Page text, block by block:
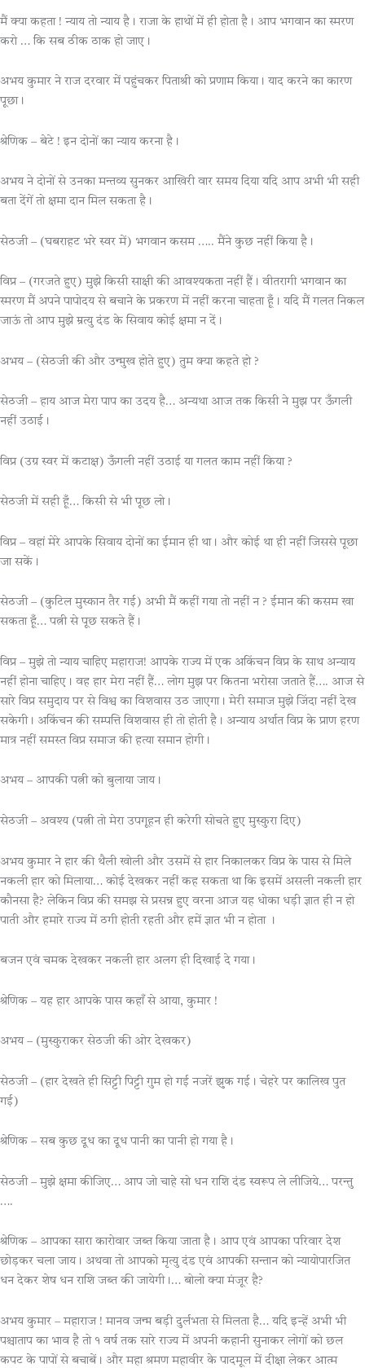
मैं क्या कहता ! न्याय तो न्याय है। राजा के हाथों में ही होता है। आप भगवान का स्मरण
करो … कि सब ठीक ठाक हो जाए।
अभय कुमार ने राज दरवार में पहुंचकर पिताश्री को प्रणाम किया। याद करने का कारण
पूछा।
श्रेणिक – बेटे ! इन दोनों का न्याय करना है।
अभय ने दोनों से उनका मन्तव्य सुनकर आखिरी वार समय दिया यदि आप अभी भी सही
बता देंगें तो क्षमा दान मिल सकता है।
सेठजी – (घबराहट भरे स्वर में) भगवान कसम ….. मैंने कुछ नहीं किया है।
विप्र – (गरजते हुए) मुझे किसी साक्षी की आवश्यकता नहीं हैं। वीतरागी भगवान का
स्मरण मैं अपने पापोदय से बचाने के प्रकरण में नहीं करना चाहता हूँ। यदि मैं गलत निकल
जाऊं तो आप मुझे म्रत्यु दंड के सिवाय कोई क्षमा न दें।
अभय – (सेठजी की और उन्मुख होते हुए) तुम क्या कहते हो ?
सेठजी – हाय आज मेरा पाप का उदय है… अन्यथा आज तक किसी ने मुझ पर ऊँगली
नहीं उठाई।
विप्र (उग्र स्वर में कटाक्ष) ऊँगली नहीं उठाई या गलत काम नहीं किया ?
सेठजी में सही हूँ… किसी से भी पूछ लो।
विप्र – वहां मेरे आपके सिवाय दोनों का ईमान ही था। और कोई था ही नहीं जिससे पूछा
जा सकें।
सेठजी – (कुटिल मुस्कान तैर गई) अभी मैं कहीं गया तो नहीं न ? ईमान की कसम खा
सकता हूँ… पत्नी से पूछ सकते हैं।
विप्र – मुझे तो न्याय चाहिए महाराज! आपके राज्य में एक अकिंचन विप्र के साथ अन्याय
नहीं होना चाहिए। वह हार मेरा नहीं हैं… लोग मुझ पर कितना भरोसा जताते हैं…. आज से
सारे विप्र समुदाय पर से विश्व का विशवास उठ जाएगा। मेरी समाज मुझे जिंदा नहीं देख
सकेगी। अकिंचन की सम्पत्ति विशवास ही तो होती है। अन्याय अर्थात विप्र के प्राण हरण
मात्र नहीं समस्त विप्र समाज की हत्या समान होगी।
अभय – आपकी पत्नी को बुलाया जाय।
सेठजी – अवश्य (पत्नी तो मेरा उपगूहन ही करेगी सोचते हुए मुस्कुरा दिए)
अभय कुमार ने हार की थैली खोली और उसमें से हार निकालकर विप्र के पास से मिले
नकली हार को मिलाया… कोई देखकर नहीं कह सकता था कि इसमें असली नकली हार
कौनसा है? लेकिन विप्र की समझ से प्रसन्न हुए वरना आज यह धोका धड़ी ज्ञात ही न हो
पाती और हमारे राज्य में ठगी होती रहती और हमें ज्ञात भी न होता ।
बजन एवं चमक देखकर नकली हार अलग ही दिखाई दे गया।
श्रेणिक – यह हार आपके पास कहाँ से आया, कुमार !
अभय – (मुस्कुराकर सेठजी की ओर देखकर)
सेठजी – (हार देखते ही सिट्टी पिट्टी गुम हो गई नजरें झुक गई। चेहरे पर कालिख पुत
गई)
श्रेणिक – सब कुछ दूध का दूध पानी का पानी हो गया है।
सेठजी – मुझे क्षमा कीजिए… आप जो चाहे सो धन राशि दंड स्वरूप ले लीजिये… परन्तु
….
श्रेणिक – आपका सारा कारोवार जब्त किया जाता है। आप एवं आपका परिवार देश
छोड़कर चला जाय। अथवा तो आपको मृत्यु दंड एवं आपकी सन्तान को न्यायोपारजित
धन देकर शेष धन राशि जब्त की जायेगी।… बोलो क्या मंजूर है?
अभय कुमार – महाराज ! मानव जन्म बड़ी दुर्लभता से मिलता है… यदि इन्हें अभी भी
पश्चाताप का भाव है तो १ वर्ष तक सारे राज्य में अपनी कहानी सुनाकर लोगों को छल
कपट के पापों से बचाबें। और महा श्रमण महावीर के पादमूल में दीक्षा लेकर आत्म